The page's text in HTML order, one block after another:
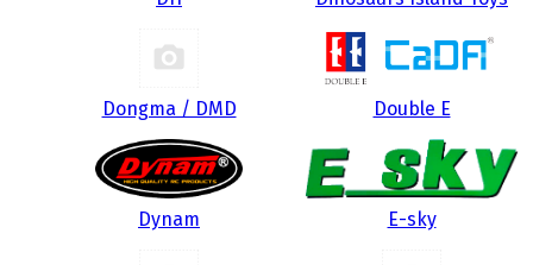
Dongma / DMD Double E
Dynam E-sky